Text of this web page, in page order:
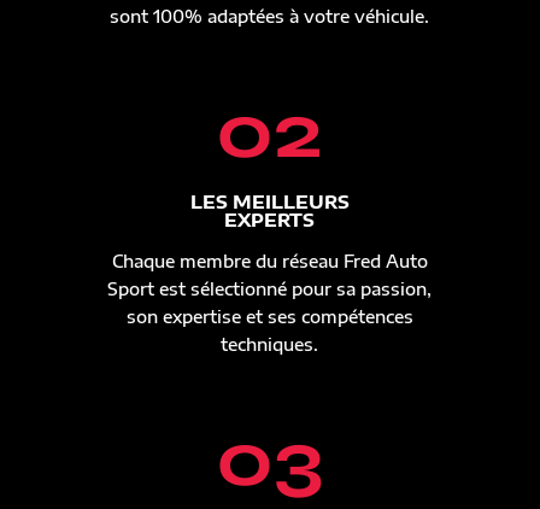
sont 100% adaptées à votre véhicule.
02
LES MEILLEURS
EXPERTS
Chaque membre du réseau Fred Auto
Sport est sélectionné pour sa passion,
son expertise et ses compétences
techniques.
03